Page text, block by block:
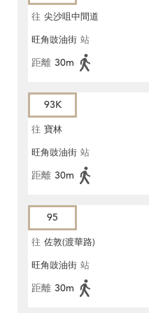
往 尖沙咀中間道
旺角豉油街 站
距離 30m
93K
往 寶林
旺角豉油街 站
距離 30m
95
往 佐敦(渡華路)
旺角豉油街 站
距離 30m